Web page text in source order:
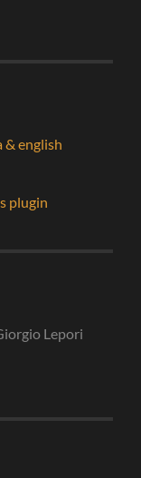
& english
plugin
Lepori